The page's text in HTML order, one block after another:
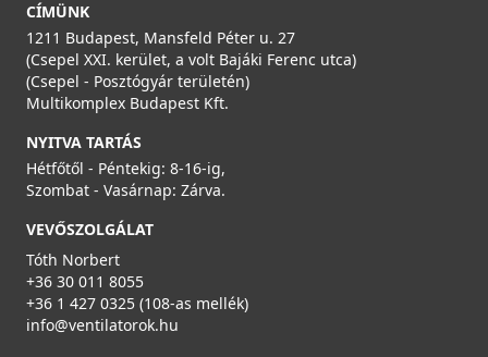
AERAULIQA ES-120 gravitációs zsalu
4 990 Ft
CÍMÜNK
1211 Budapest, Mansfeld Péter u. 27
(Csepel XXI. kerület, a volt Bajáki Ferenc utca)
(Csepel - Posztógyár területén)
Multikomplex Budapest Kft.
NYITVA TARTÁS
Hétfőtől - Péntekig: 8-16-ig,
Szombat - Vasárnap: Zárva.
VEVŐSZOLGÁLAT
Tóth Norbert
+36 30 011 8055
+36 1 427 0325 (108-as mellék)
info@ventilatorok.hu